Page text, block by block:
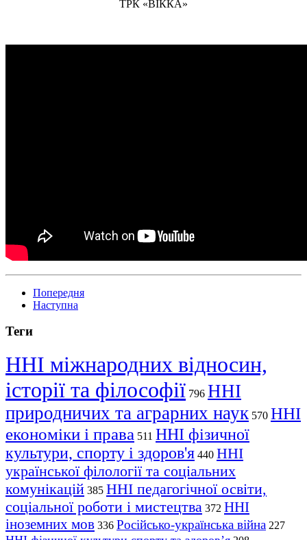
ТРК «ВІККА»
Попередня
Наступна
Теги
ННІ міжнародних відносин,
історії та філософії 796 ННІ
природничих та аграрних наук 570 ННІ
економіки і права 511 ННІ фізичної
культури, спорту і здоров'я 440 ННІ
української філології та соціальних
комунікацій 385 ННІ педагогічної освіти,
соціальної роботи і мистецтва 372 ННІ
іноземних мов 336 Російсько-українська війна 227